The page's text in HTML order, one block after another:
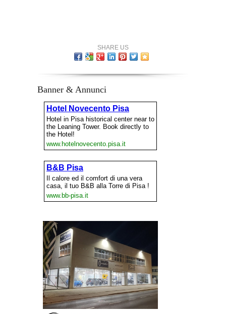
SHARE US
Banner & Annunci